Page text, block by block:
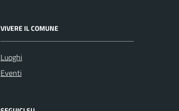
VIVERE IL COMUNE
Luoghi
Eventi